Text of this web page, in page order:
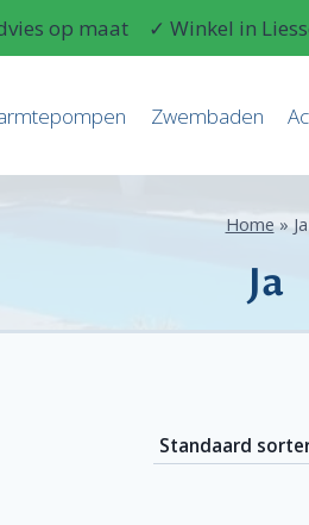
op maat ✓ Winkel in
Zwembaden
Home » Ja
Ja